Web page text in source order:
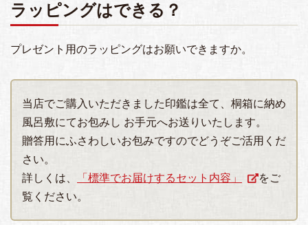
ラッピングはできる？
プレゼント用のラッピングはお願いできますか。
当店でご購入いただきました印鑑は全て、桐箱に納め
風呂敷にてお包みし お手元へお送りいたします。
贈答用にふさわしいお包みですのでどうぞご活用くだ
さい。
詳しくは、
「標準でお届けするセット内容」
をご
覧ください。